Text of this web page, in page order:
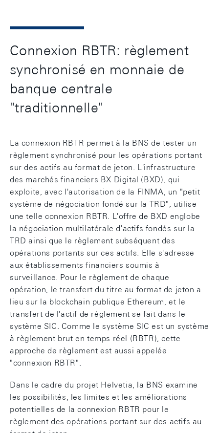
Connexion RBTR: règlement
synchronisé en monnaie de
banque centrale
"traditionnelle"
La connexion RBTR permet à la BNS de tester un
règlement synchronisé pour les opérations portant
sur des actifs au format de jeton. L'infrastructure
des marchés financiers BX Digital (BXD), qui
exploite, avec l'autorisation de la FINMA, un "petit
système de négociation fondé sur la TRD", utilise
une telle connexion RBTR. L'offre de BXD englobe
la négociation multilatérale d'actifs fondés sur la
TRD ainsi que le règlement subséquent des
opérations portants sur ces actifs. Elle s'adresse
aux établissements financiers soumis à
surveillance. Pour le règlement de chaque
opération, le transfert du titre au format de jeton a
lieu sur la blockchain publique Ethereum, et le
transfert de l'actif de règlement se fait dans le
système SIC. Comme le système SIC est un système
à règlement brut en temps réel (RBTR), cette
approche de règlement est aussi appelée
"connexion RBTR".
Dans le cadre du projet Helvetia, la BNS examine
les possibilités, les limites et les améliorations
potentielles de la connexion RBTR pour le
règlement des opérations portant sur des actifs au